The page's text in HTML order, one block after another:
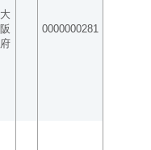
大
阪
府
0000000281